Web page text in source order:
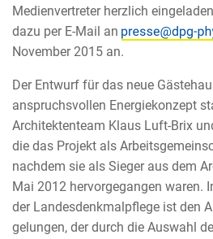
Medienvertreter herzlich
dazu per E-Mail an
November 2015 an.
Der Entwurf für das neue
anspruchsvollen Energiekonzept
Architektenteam Klaus Luft-Brix
die das Projekt als
nachdem sie als Sieger aus dem
Mai 2012 hervorgegangen waren.
der Landesdenkmalpflege ist den
gelungen, der durch die Auswahl